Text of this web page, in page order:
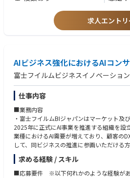
・公認会計士
・中小企業診断士
・経営を横断的に俯瞰し実行されたい方
求人エントリ
AIビジネス強化におけるAIコン
富士フイルムビジネスイノベーショ
仕事内容
■業務内容
・富士フイルムBIジャパンはマーケット及
2025年に正式にAI事業を推進する組織を設
業種におけるAI需要が増えており、顧客の
して、同ビジネスの推進に参画いただける
ムBIジャパンの主要拠点を中心に全国横断
の協業・連携をしながら、AIビジネス推進
Iコンサルタントとして以下のような業務を
求める経験 / スキル
■応募要件 ※以下何れかのような経験が